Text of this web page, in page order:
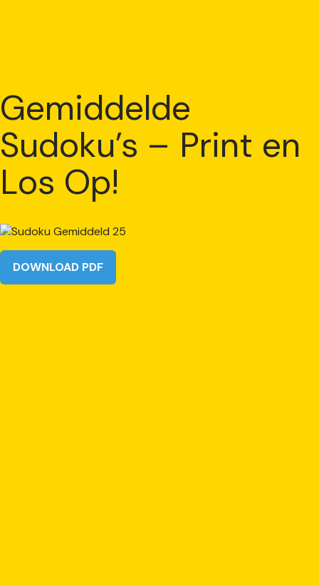
Gemiddelde
Sudoku’s – Print en
Los Op!
DOWNLOAD PDF